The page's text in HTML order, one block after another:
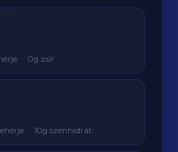
· 0g zsír
· 10g szénhidrát